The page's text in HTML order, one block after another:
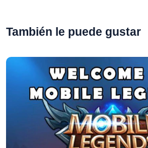
También le puede gustar